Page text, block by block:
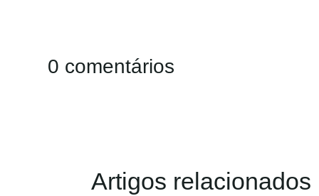
0 comentários
Artigos relacionados